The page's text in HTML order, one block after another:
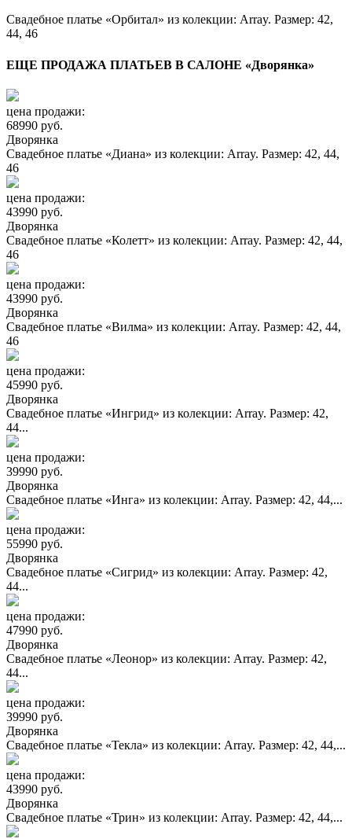
Свадебное платье «Орбитал» из колекции: Array. Размер: 42,
44, 46
ЕЩЕ ПРОДАЖА ПЛАТЬЕВ В САЛОНЕ «Дворянка»
цена продажи:
68990 руб.
Дворянка
Свадебное платье «Диана» из колекции: Array. Размер: 42, 44,
46
цена продажи:
43990 руб.
Дворянка
Свадебное платье «Колетт» из колекции: Array. Размер: 42, 44,
46
цена продажи:
43990 руб.
Дворянка
Свадебное платье «Вилма» из колекции: Array. Размер: 42, 44,
46
цена продажи:
45990 руб.
Дворянка
Свадебное платье «Ингрид» из колекции: Array. Размер: 42,
44...
цена продажи:
39990 руб.
Дворянка
Свадебное платье «Инга» из колекции: Array. Размер: 42, 44,...
цена продажи:
55990 руб.
Дворянка
Свадебное платье «Сигрид» из колекции: Array. Размер: 42,
44...
цена продажи:
47990 руб.
Дворянка
Свадебное платье «Леонор» из колекции: Array. Размер: 42,
44...
цена продажи:
39990 руб.
Дворянка
Свадебное платье «Текла» из колекции: Array. Размер: 42, 44,...
цена продажи:
43990 руб.
Дворянка
Свадебное платье «Трин» из колекции: Array. Размер: 42, 44,...